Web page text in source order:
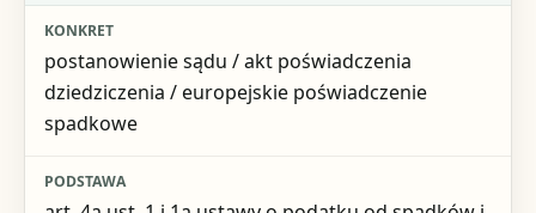
postanowienie sądu / akt poświadczenia
dziedziczenia / europejskie poświadczenie
spadkowe